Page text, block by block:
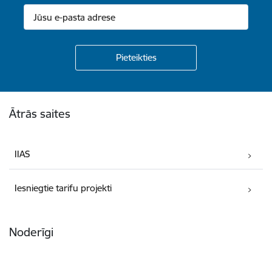
Ātrās saites
IIAS
Iesniegtie tarifu projekti
Noderīgi